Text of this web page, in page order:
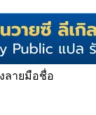
ลายมือชื่อ